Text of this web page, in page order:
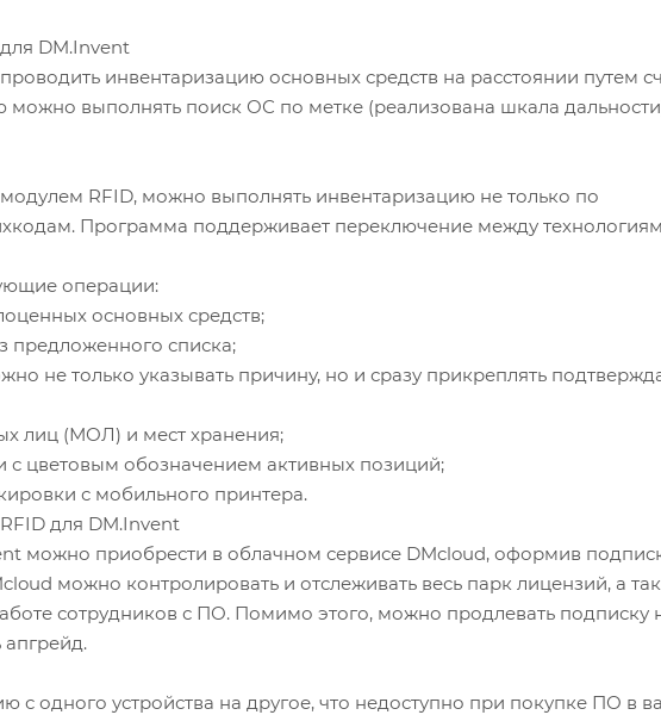
DM.Invent
инвентаризацию основных средств на расстоянии путем
выполнять поиск ОС по метке (реализована шкала
RFID, можно выполнять инвентаризацию не только по
Программа поддерживает переключение между
операции:
основных средств;
предложенного списка;
не только указывать причину, но и сразу прикреплять
лиц (МОЛ) и мест хранения;
с цветовым обозначением активных позиций;
с мобильного принтера.
для DM.Invent
можно приобрести в облачном сервисе DMcloud, оформив
можно контролировать и отслеживать весь парк лицензий, а
сотрудников с ПО. Помимо этого, можно продлевать подписку
с одного устройства на другое, что недоступно при покупке ПО в